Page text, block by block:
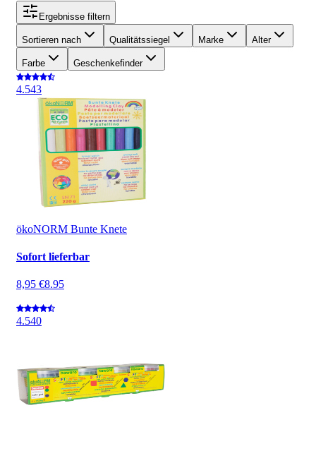
Ergebnisse filtern
Sortieren nach Qualitätssiegel Marke Alter
Farbe Geschenkefinder
4.543
ökoNORM Bunte Knete
Sofort lieferbar
8,95 €8.95
4.540